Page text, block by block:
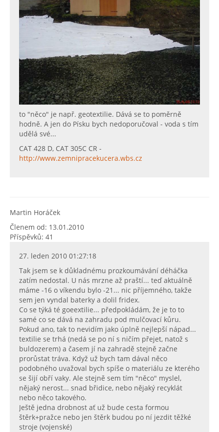
to "něco" je např. geotextilie. Dává se to poměrně
hodně. A jen do Písku bych nedoporučoval - voda s tím
udělá své...
CAT 428 D, CAT 305C CR -
http://www.zemnipracekucera.wbs.cz
Martin Horáček
Členem od: 13.01.2010
Příspěvků: 41
27. leden 2010 01:27:18
Tak jsem se k důkladnému prozkoumávání déháčka
zatím nedostal. U nás mrzne až praští... teď aktuálně
máme -16 o víkendu bylo -21... nic příjemného, takže
sem jen vyndal baterky a dolil fridex.
Co se týká té goeextilie... předpokládám, že je to to
samé co se dává na zahradu pod mulčovací kůru.
Pokud ano, tak to nevidím jako úplně nejlepší nápad...
textilie se trhá (nedá se po ní s ničím přejet, natož s
buldozerem) a časem jí na zahradě stejně začne
prorůstat tráva. Když už bych tam dával něco
podobného uvažoval bych spíše o materiálu ze kterého
se šijí obří vaky. Ale stejně sem tím "něco" myslel,
nějaký nerost... snad břidice, nebo nějaký recyklát
nebo něco takového.
Ještě jedna drobnost ať už bude cesta formou
štěrk+pražce nebo jen štěrk budou po ní jezdit těžké
stroje (vojenské)